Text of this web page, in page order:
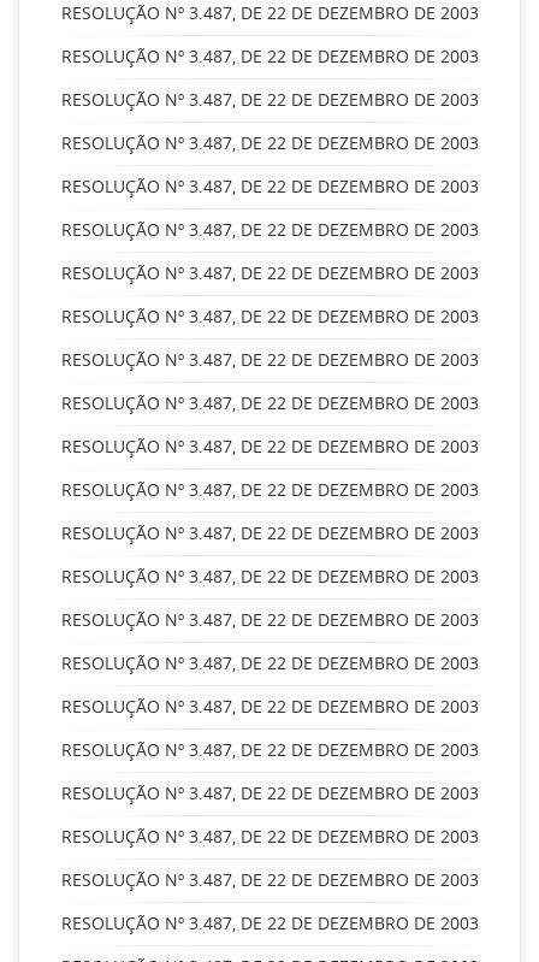
RESOLUÇÃO Nº 3.487, DE 22 DE DEZEMBRO DE 2003
RESOLUÇÃO Nº 3.487, DE 22 DE DEZEMBRO DE 2003
RESOLUÇÃO Nº 3.487, DE 22 DE DEZEMBRO DE 2003
RESOLUÇÃO Nº 3.487, DE 22 DE DEZEMBRO DE 2003
RESOLUÇÃO Nº 3.487, DE 22 DE DEZEMBRO DE 2003
RESOLUÇÃO Nº 3.487, DE 22 DE DEZEMBRO DE 2003
RESOLUÇÃO Nº 3.487, DE 22 DE DEZEMBRO DE 2003
RESOLUÇÃO Nº 3.487, DE 22 DE DEZEMBRO DE 2003
RESOLUÇÃO Nº 3.487, DE 22 DE DEZEMBRO DE 2003
RESOLUÇÃO Nº 3.487, DE 22 DE DEZEMBRO DE 2003
RESOLUÇÃO Nº 3.487, DE 22 DE DEZEMBRO DE 2003
RESOLUÇÃO Nº 3.487, DE 22 DE DEZEMBRO DE 2003
RESOLUÇÃO Nº 3.487, DE 22 DE DEZEMBRO DE 2003
RESOLUÇÃO Nº 3.487, DE 22 DE DEZEMBRO DE 2003
RESOLUÇÃO Nº 3.487, DE 22 DE DEZEMBRO DE 2003
RESOLUÇÃO Nº 3.487, DE 22 DE DEZEMBRO DE 2003
RESOLUÇÃO Nº 3.487, DE 22 DE DEZEMBRO DE 2003
RESOLUÇÃO Nº 3.487, DE 22 DE DEZEMBRO DE 2003
RESOLUÇÃO Nº 3.487, DE 22 DE DEZEMBRO DE 2003
RESOLUÇÃO Nº 3.487, DE 22 DE DEZEMBRO DE 2003
RESOLUÇÃO Nº 3.487, DE 22 DE DEZEMBRO DE 2003
RESOLUÇÃO Nº 3.487, DE 22 DE DEZEMBRO DE 2003